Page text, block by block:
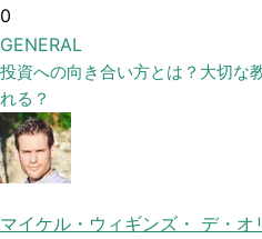
0
GENERAL
投資への向き合い方とは？大切な
れる？
マイケル・ウィギンズ・ デ・オ